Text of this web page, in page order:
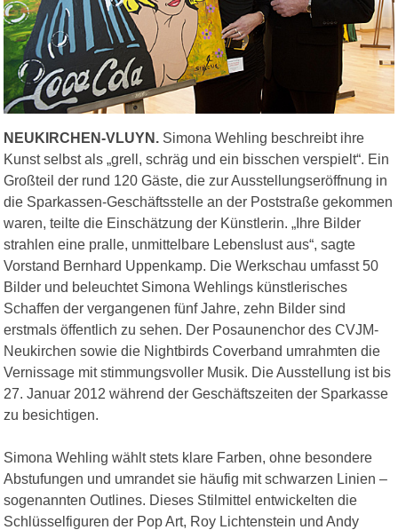
NEUKIRCHEN-VLUYN. Simona Wehling beschreibt ihre
Kunst selbst als „grell, schräg und ein bisschen verspielt“. Ein
Großteil der rund 120 Gäste, die zur Ausstellungseröffnung in
die Sparkassen-Geschäftsstelle an der Poststraße gekommen
waren, teilte die Einschätzung der Künstlerin. „Ihre Bilder
strahlen eine pralle, unmittelbare Lebenslust aus“, sagte
Vorstand Bernhard Uppenkamp. Die Werkschau umfasst 50
Bilder und beleuchtet Simona Wehlings künstlerisches
Schaffen der vergangenen fünf Jahre, zehn Bilder sind
erstmals öffentlich zu sehen. Der Posaunenchor des CVJM-
Neukirchen sowie die Nightbirds Coverband umrahmten die
Vernissage mit stimmungsvoller Musik. Die Ausstellung ist bis
27. Januar 2012 während der Geschäftszeiten der Sparkasse
zu besichtigen.
Simona Wehling wählt stets klare Farben, ohne besondere
Abstufungen und umrandet sie häufig mit schwarzen Linien –
sogenannten Outlines. Dieses Stilmittel entwickelten die
Schlüsselfiguren der Pop Art, Roy Lichtenstein und Andy